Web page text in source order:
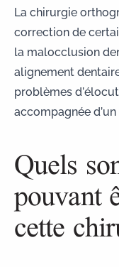
La chirurgie
correction de
la malocclusion
alignement
problèmes
accompagnée
Quels
pouvant
cette